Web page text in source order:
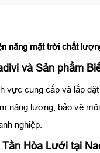
năng mặt trời chất
và Sản phẩm
vực cung cấp và lắp
năng lượng, bảo vệ
nghiệp.
Hòa Lưới tại